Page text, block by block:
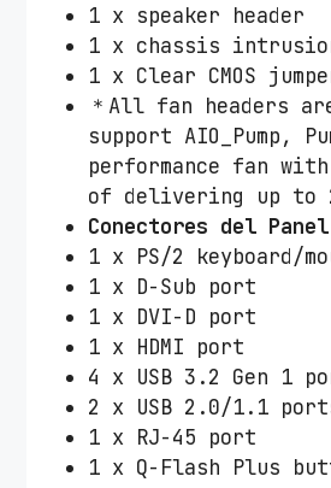
1 x speaker header
1 x chassis
1 x Clear CMOS
＊All fan headers
support AIO_Pump,
performance fan
of delivering up to
Conectores del
1 x PS/2 keyboard/
1 x D-Sub port
1 x DVI-D port
1 x HDMI port
4 x USB 3.2 Gen 1
2 x USB 2.0/1.1
1 x RJ-45 port
1 x Q-Flash Plus